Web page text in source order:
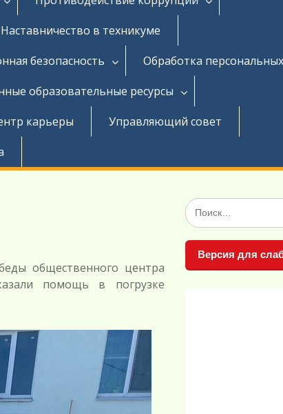
Наставничество в техникуме
безопасность
Обработка
образовательные ресурсы
карьеры
Управляющий совет
общественного центра
помощь в погрузке
Поиск
по:
Версия для